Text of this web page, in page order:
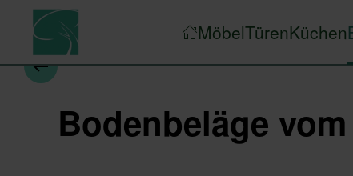
Zum Hauptinhalt springen
MöbelTürenKüchen
Bodenbeläge